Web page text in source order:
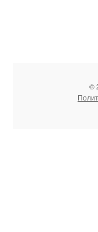
©